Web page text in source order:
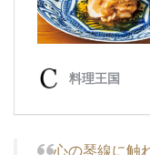
心の琴線に触